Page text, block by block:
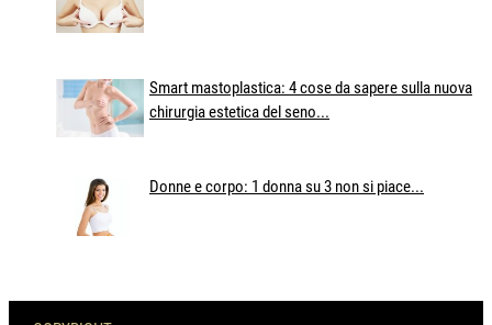
Smart mastoplastica: 4 cose da sapere sulla nuova
chirurgia estetica del seno...
Donne e corpo: 1 donna su 3 non si piace...